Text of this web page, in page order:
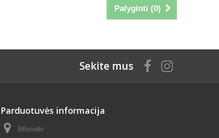
Palyginti (0)
Sekite mus
Parduotuvės informacija
BBstudio